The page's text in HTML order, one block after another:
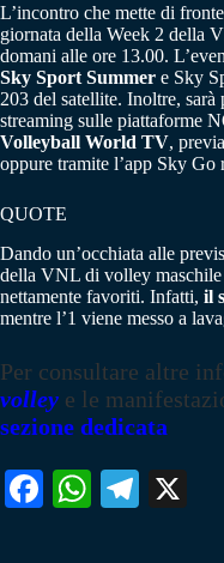
L’incontro che mette di
giornata della Week 2 della
domani alle ore 13.00.
Sky Sport Summer e Sky
203 del satellite. Inoltre,
streaming sulle piattaforme
Volleyball World TV,
oppure tramite l’app Sky Go
QUOTE
Dando un’occhiata alle
della VNL di volley
nettamente favoriti. Infatti, il
mentre l’1 viene messo a
Per consultare altre
volley e le
sezione dedicata
Fa W
Te